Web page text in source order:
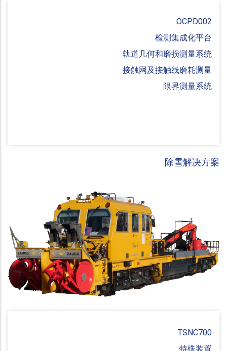
OCPD002
检测集成化平台
轨道几何和磨损测量系统
接触网及接触线磨耗测量
限界测量系统
除雪解决方案
TSNC700
特殊装置